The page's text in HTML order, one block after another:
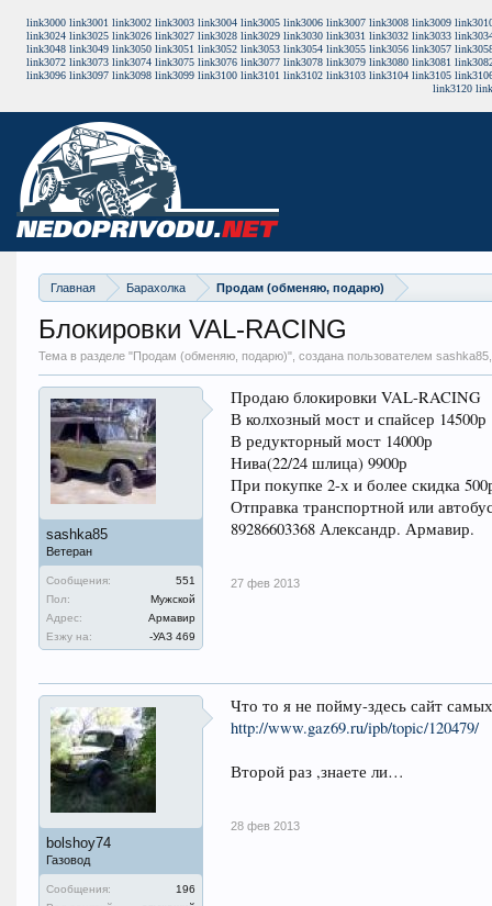
link3000 link3001 link3002 link3003 link3004 link3005 link3006 link3007 link3008 link3009
link3024 link3025 link3026 link3027 link3028 link3029 link3030 link3031 link3032 link3033
link3048 link3049 link3050 link3051 link3052 link3053 link3054 link3055 link3056 link3057
link3072 link3073 link3074 link3075 link3076 link3077 link3078 link3079 link3080 link3081
link3096 link3097 link3098 link3099 link3100 link3101 link3102 link3103 link3104 link3105
link3120
Главная Барахолка Продам (обменяю, подарю)
Блокировки VAL-RACING
Тема в разделе "Продам (обменяю, подарю)", создана пользователем
sashka85
Ветеран
Сообщения:
551
Пол:
Мужской
Адрес:
Армавир
Езжу на:
-УАЗ 469
Продаю блокировки VAL-RACING
В колхозный мост и спайсер 14500р
В редукторный мост 14000р
Нива(22/24 шлица) 9900р
При покупке 2-х и более скидка
Отправка транспортной или
89286603368 Александр. Армавир.
27 фев 2013
bolshoy74
Газовод
Сообщения:
196
Что то я не пойму-здесь сайт
http://www.gaz69.ru/ipb/topic/120479/
Второй раз ,знаете ли…
28 фев 2013